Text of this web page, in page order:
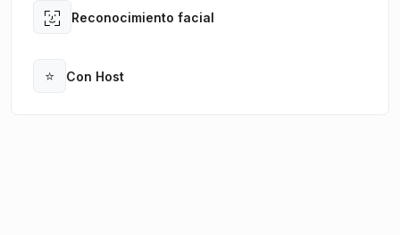
Reconocimiento facial
Open
⭐ Con Host
Open